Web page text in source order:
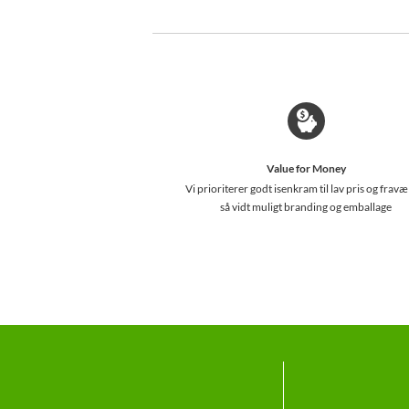
Value for Money
Vi prioriterer godt isenkram til lav pris og
så vidt muligt branding og emballage